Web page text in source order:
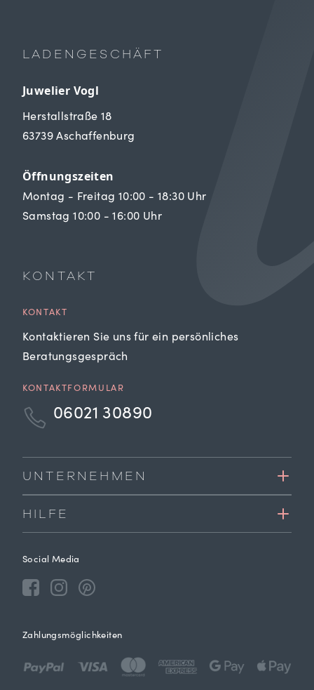
LADENGESCHÄFT
Juwelier Vogl
Herstallstraße 18
63739 Aschaffenburg
Öffnungszeiten
Montag - Freitag 10:00 - 18:30 Uhr
Samstag 10:00 - 16:00 Uhr
KONTAKT
KONTAKT
Kontaktieren Sie uns für ein persönliches
Beratungsgespräch
KONTAKTFORMULAR
06021 30890
UNTERNEHMEN
HILFE
Social Media
Zahlungsmöglichkeiten